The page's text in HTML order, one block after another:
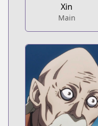
Xin
Main